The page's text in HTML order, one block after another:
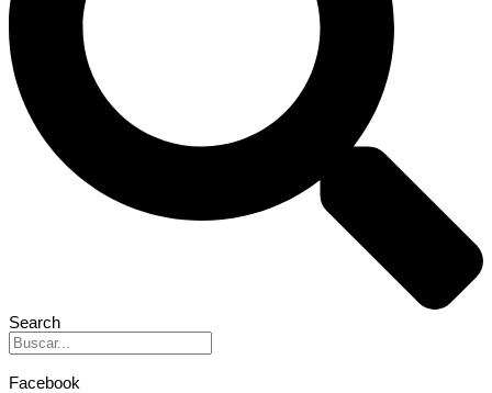
Search
Facebook